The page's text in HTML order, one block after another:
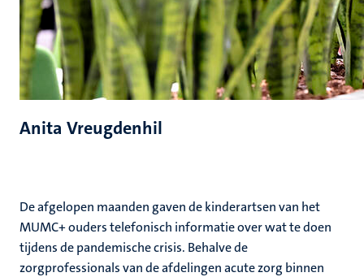
Anita Vreugdenhil
De afgelopen maanden gaven de kinderartsen van het
MUMC+ ouders telefonisch informatie over wat te doen
tijdens de pandemische crisis. Behalve de
zorgprofessionals van de afdelingen acute zorg binnen